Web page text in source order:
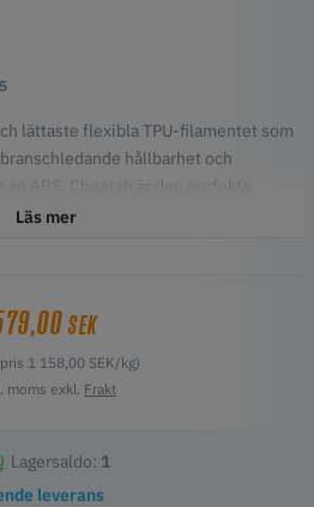
lättaste flexibla TPU-filamentet som
hållbarhet och
än ABS. Cheetah är den perfekta
slitstyrka.
Läs mer
SEK
1 158,00 SEK/kg)
moms exkl. Frakt
Lagersaldo: 1
leverans